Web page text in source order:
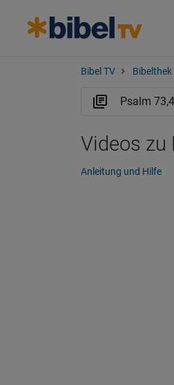
Bibel TV Bibelthek
Videos zu
Anleitung und Hilfe